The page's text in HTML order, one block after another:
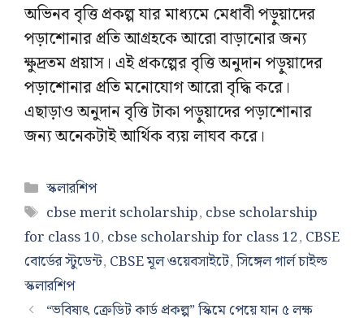
অভিনব বৃত্তি প্রকল্প যার মাধ্যমে মেধাবী পড়ুয়াদের
পড়াশোনার প্রতি আগ্রহকে আরো বাড়ানোর জন্য
ক্ষুদ্রতম প্রয়াস। এই প্রকল্পের বৃত্তি অনুদান পড়ুয়াদের
পড়াশোনার প্রতি মনোযোগ আরো বৃদ্ধি করে।
এছাড়াও অনুদান বৃত্তি টাকা পড়ুয়াদের পড়াশোনার
জন্য অনেকটাই আর্থিক ব্যয় লাঘব করে।
Categories
স্কলারশিপ
Tags
cbse merit scholarship, cbse scholarship
for class 10, cbse scholarship for class 12, CBSE
বোর্ডের স্টুডেন্ট, CBSE মূল ওয়েবসাইটে,সিঙ্গেল গার্ল চাইল্ড
স্কলারশিপ
“ভবিষ্যৎ ক্রেডিট কার্ড প্রকল্প” স্কিমে পেয়ে যান ৫ লক্ষ